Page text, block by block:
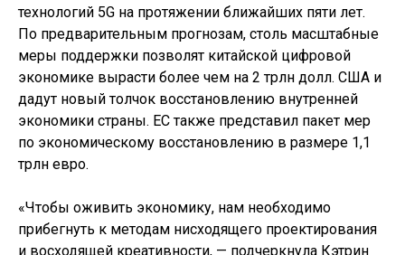
технологий 5G на протяжении ближайших пяти лет.
По предварительным прогнозам, столь масштабные
меры поддержки позволят китайской цифровой
экономике вырасти более чем на 2 трлн долл. США и
дадут новый толчок восстановлению внутренней
экономики страны. ЕС также представил пакет мер
по экономическому восстановлению в размере 1,1
трлн евро.
«Чтобы оживить экономику, нам необходимо
прибегнуть к методам нисходящего проектирования
и восходящей креативности, — подчеркнула Кэтрин